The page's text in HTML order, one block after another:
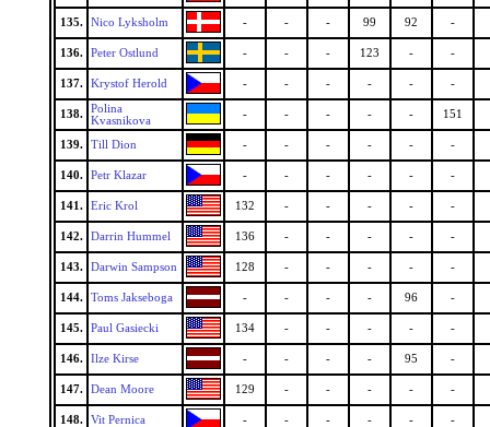
135. Nico Lyksholm - - - 99 92 -
136. Peter Ostlund - - - 123 - -
137. Krystof Herold - - - - - -
138.
Polina
Kvasnikova
- - - - - 151
139. Till Dion - - - - - -
140. Petr Klazar - - - - - -
141. Eric Krol 132 - - - - -
142. Darrin Hummel 136 - - - - -
143. Darwin Sampson 128 - - - - -
144. Toms Jakseboga - - - - 96 -
145. Paul Gasiecki 134 - - - - -
146. Ilze Kirse - - - - 95 -
147. Dean Moore 129 - - - - -
148. Vit Pernica - - - - - -